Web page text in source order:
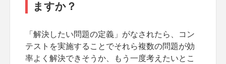
ますか？
「解決したい問題の定義」がなされたら、コン
テストを実施することでそれら複数の問題が効
率よく解決できそうか、もう一度考えたいとこ